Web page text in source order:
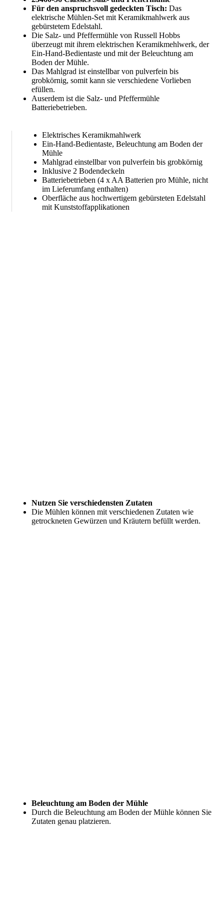
Für den anspruchsvoll gedeckten Tisch: Das
elektrische Mühlen-Set mit Keramikmahlwerk aus
gebürstetem Edelstahl.
Die Salz- und Pfeffermühle von Russell Hobbs
überzeugt mit ihrem elektrischen Keramikmehlwerk, der
Ein-Hand-Bedientaste und mit der Beleuchtung am
Boden der Mühle.
Das Mahlgrad ist einstellbar von pulverfein bis
grobkörnig, somit kann sie verschiedene Vorlieben
efüllen.
Auserdem ist die Salz- und Pfeffermühle
Batteriebetrieben.
Elektrisches Keramikmahlwerk
Ein-Hand-Bedientaste, Beleuchtung am Boden der
Mühle
Mahlgrad einstellbar von pulverfein bis grobkörnig
Inklusive 2 Bodendeckeln
Batteriebetrieben (4 x AA Batterien pro Mühle, nicht
im Lieferumfang enthalten)
Oberfläche aus hochwertigem gebürsteten Edelstahl
mit Kunststoffapplikationen
Nutzen Sie verschiedensten Zutaten
Die Mühlen können mit verschiedenen Zutaten wie
getrockneten Gewürzen und Kräutern befüllt werden.
Beleuchtung am Boden der Mühle
Durch die Beleuchtung am Boden der Mühle können Sie
Zutaten genau platzieren.